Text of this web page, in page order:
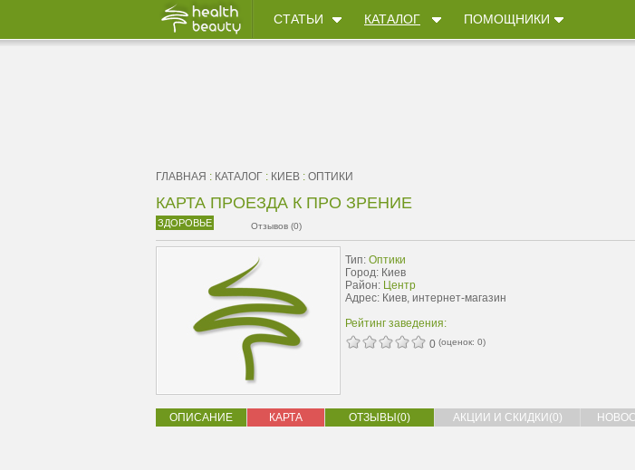
СТАТЬИ КАТАЛОГ ПОМОЩНИКИ
ГЛАВНАЯ : КАТАЛОГ : КИЕВ : ОПТИКИ
КАРТА ПРОЕЗДА К ПРО ЗРЕНИЕ
ЗДОРОВЬЕ Отзывов (0)
Тип: Оптики
Город: Киев
Район: Центр
Адрес: Киев, интернет-магазин
Рейтинг заведения:
0 (оценок: 0)
ОПИСАНИЕ КАРТА ОТЗЫВЫ(0) АКЦИИ И СКИДКИ(0)